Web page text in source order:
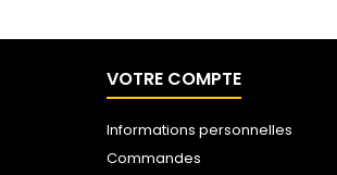
VOTRE COMPTE
Informations personnelles
Commandes